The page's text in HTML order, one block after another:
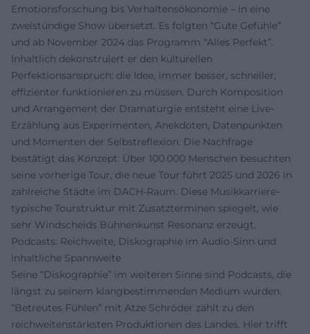
Emotionsforschung bis Verhaltensökonomie – in eine
zweistündige Show übersetzt. Es folgten “Gute Gefühle”
und ab November 2024 das Programm “Alles Perfekt”.
Inhaltlich dekonstruiert er den kulturellen
Perfektionsanspruch: die Idee, immer besser, schneller,
effizienter funktionieren zu müssen. Durch Komposition
und Arrangement der Dramaturgie entsteht eine Live-
Erzählung aus Experimenten, Anekdoten, Datenpunkten
und Momenten der Selbstreflexion. Die Nachfrage
bestätigt das Konzept: Über 100.000 Menschen besuchten
seine vorherige Tour, die neue Tour führt 2025 und 2026 in
zahlreiche Städte im DACH-Raum. Diese Musikkarriere-
typische Tourstruktur mit Zusatzterminen spiegelt, wie
sehr Windscheids Bühnenkunst Resonanz erzeugt.
Podcasts: Reichweite, Diskographie im Audio-Sinn und
inhaltliche Spannweite
Seine “Diskographie” im weiteren Sinne sind Podcasts, die
längst zu seinem klangbestimmenden Medium wurden.
“Betreutes Fühlen” mit Atze Schröder zählt zu den
reichweitenstärksten Produktionen des Landes. Hier trifft